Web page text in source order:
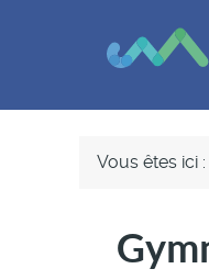
Vous êtes ici :